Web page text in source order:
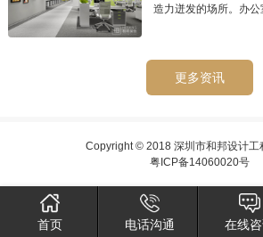
造力迸发的场所。办
更多资讯
Copyright © 2018 深圳市和邦设计工
粤ICP备14060020号
首页 电话沟通 在线